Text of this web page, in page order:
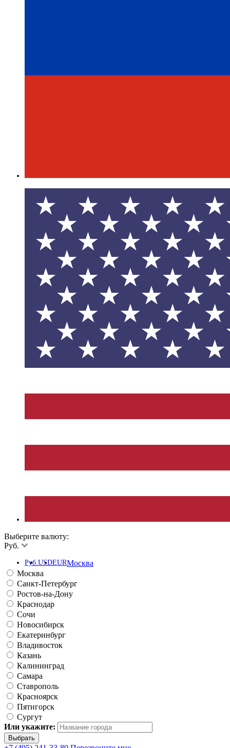
Выберите валюту:
Руб.
Руб.USDEURМосква
Москва
Санкт-Петербург
Ростов-на-Дону
Краснодар
Сочи
Новосибирск
Екатеринбург
Владивосток
Казань
Калининград
Самара
Ставрополь
Красноярск
Пятигорск
Сургут
Или укажите: